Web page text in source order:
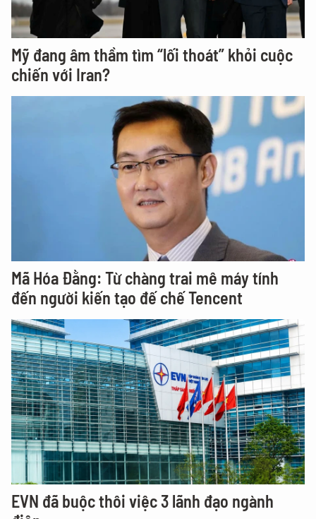
Mỹ đang âm thầm tìm “lối thoát” khỏi cuộc
chiến với Iran?
Mã Hóa Đằng: Từ chàng trai mê máy tính
đến người kiến tạo đế chế Tencent
EVN đã buộc thôi việc 3 lãnh đạo ngành